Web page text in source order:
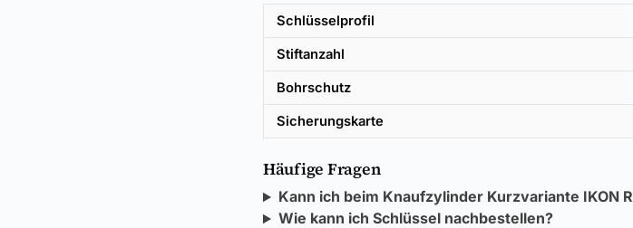
Schlüsselprofil
Stiftanzahl
Bohrschutz
Sicherungskarte
Häufige Fragen
Kann ich beim Knaufzylinder Kurzvariante IKON
Wie kann ich Schlüssel nachbestellen?